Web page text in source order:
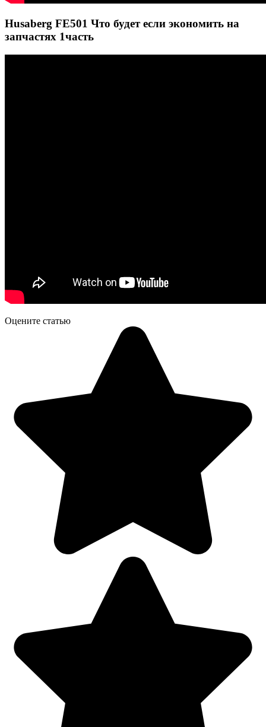
Husaberg FE501 Что будет если экономить на
запчастях 1часть
Оцените статью